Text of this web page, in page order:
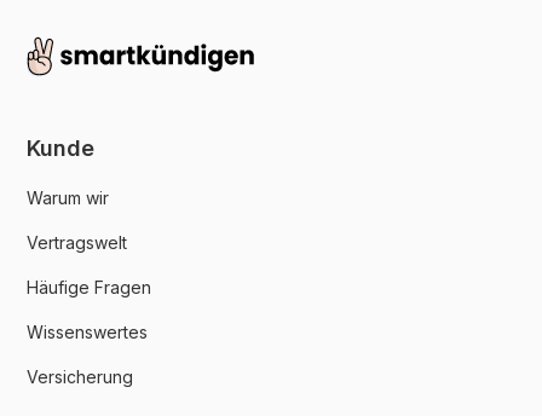
Kunde
Warum wir
Vertragswelt
Häufige Fragen
Wissenswertes
Versicherung